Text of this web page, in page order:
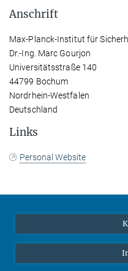
Anschrift
Max-Planck-Institut für
Dr.-Ing. Marc Gourjon
Universitätsstraße 140
44799 Bochum
Nordrhein-Westfalen
Deutschland
Links
Personal Website